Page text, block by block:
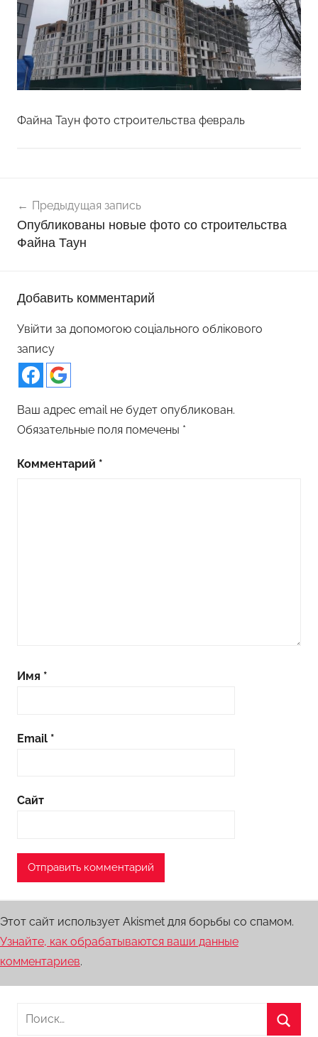
Файна Таун фото строительства февраль
по
записям
Предыдущая запись
Опубликованы новые фото со строительства
Файна Таун
Добавить комментарий
Увійти за допомогою соціального облікового
запису
Ваш адрес email не будет опубликован.
Обязательные поля помечены *
Комментарий *
Имя *
Email *
Сайт
Этот сайт использует Akismet для борьбы со спамом.
Узнайте, как обрабатываются ваши данные
комментариев.
Найти: